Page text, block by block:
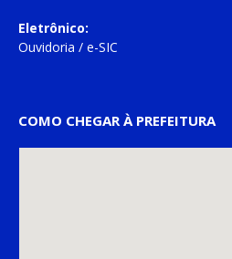
Eletrônico:
Ouvidoria / e-SIC
COMO CHEGAR À PREFEITURA